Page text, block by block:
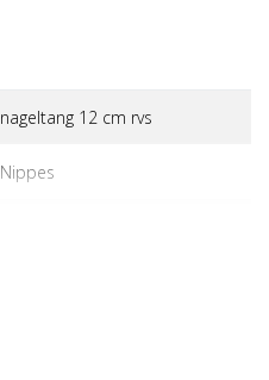
nageltang 12 cm rvs
nippes